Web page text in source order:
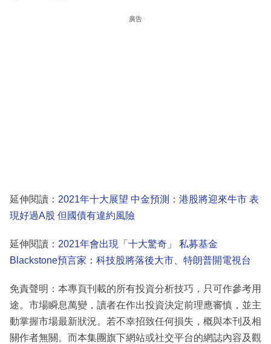
廣告
延伸閱讀： 2021年十大展望 中金預測：港股將迎來牛市 表
現好過A股 但國債有違約風險
延伸閱讀： 2021年會出現「十大驚奇」 私募基金
Blackstone預言家：科技股將落後大市、特朗普開電視台
免責聲明：本專頁刊載的所有投資分析技巧，只可作參考用
途。市場瞬息萬變，讀者在作出投資決定前理應審慎，並主
動掌握市場最新狀況。若不幸招致任何損失，概與本刊及相
關作者無關。而本集團旗下網站或社交平台的網誌內容及觀